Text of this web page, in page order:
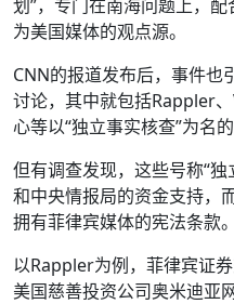
划”，专门在南海问题上，
为美国媒体的观点源。
CNN的报道发布后，事件也
讨论，其中就包括Rappler
心等以“独立事实核查”为名的
但有调查发现，这些号称“
和中央情报局的资金支持，
拥有菲律宾媒体的宪法条款。
以Rappler为例，菲律宾证
美国慈善投资公司奥米迪